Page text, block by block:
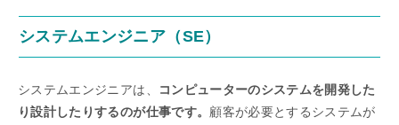
システムエンジニア（SE）
システムエンジニアは、
コンピューターのシステムを開発した
り設計したりするのが仕事です。 顧客が必要とするシステムが